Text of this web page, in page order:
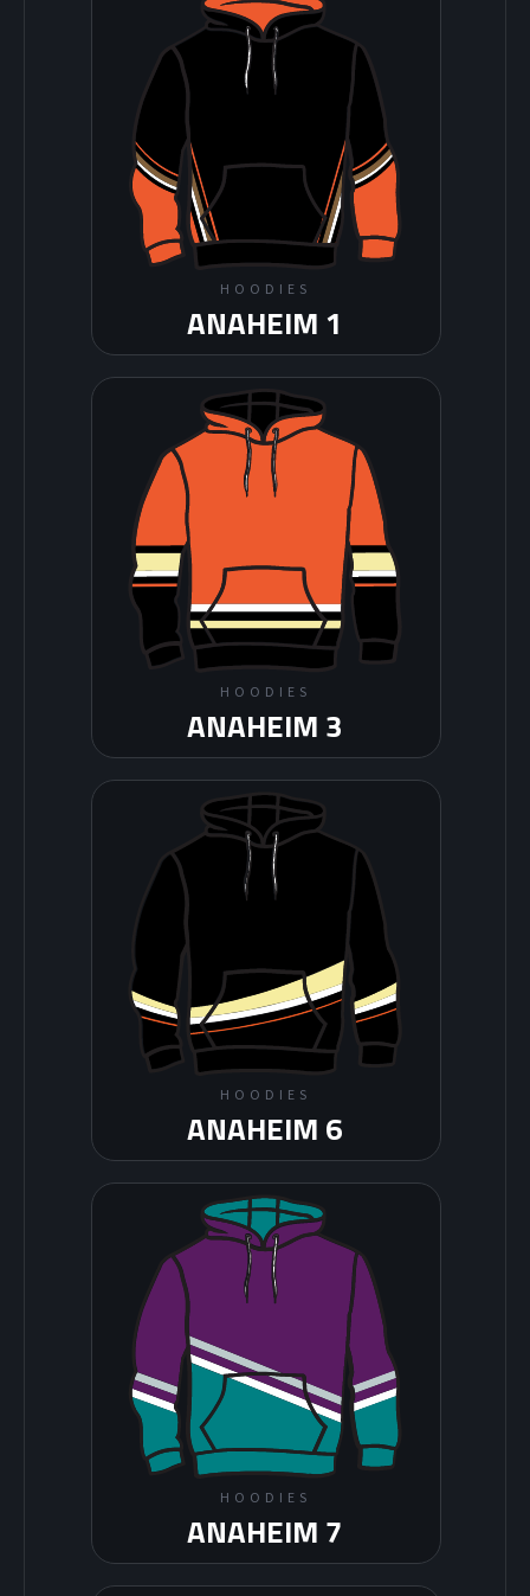
HOODIES
ANAHEIM 1
HOODIES
ANAHEIM 3
HOODIES
ANAHEIM 6
HOODIES
ANAHEIM 7